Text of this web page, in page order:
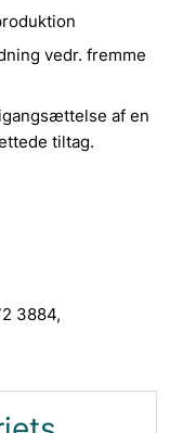
vedr. fremme
af en
tiltag.
3884,